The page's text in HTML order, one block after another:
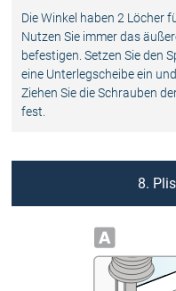
Die Winkel haben 2 Löcher
Nutzen Sie immer das
befestigen. Setzen Sie den
eine Unterlegscheibe ein
Ziehen Sie die Schrauben
fest.
8.